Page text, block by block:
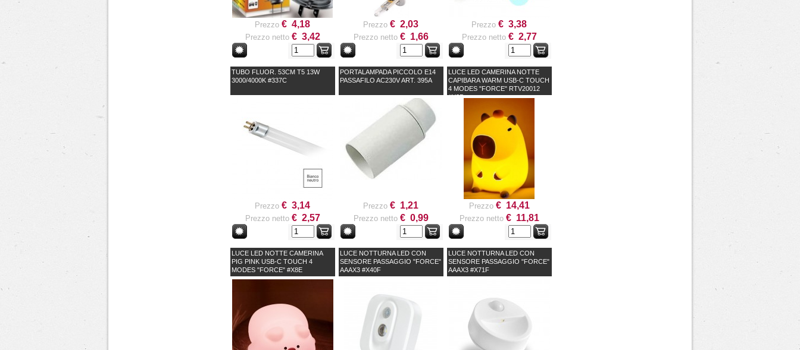
Prezzo € 4,18
Prezzo netto € 3,42
Prezzo € 2,03
Prezzo netto € 1,66
Prezzo € 3,38
Prezzo netto € 2,77
TUBO FLUOR. 53CM T5 13W
3000/4000K #337C
Prezzo € 3,14
Prezzo netto € 2,57
PORTALAMPADA PICCOLO E14
PASSAFILO AC230V ART. 395A
Prezzo € 1,21
Prezzo netto € 0,99
LUCE LED CAMERINA NOTTE
CAPIBARA WARM USB-C TOUCH
4 MODES "FORCE" RTV20012
#X2P
Prezzo € 14,41
Prezzo netto € 11,81
LUCE LED NOTTE CAMERINA
PIG PINK USB-C TOUCH 4
MODES "FORCE" #X8E
LUCE NOTTURNA LED CON
SENSORE PASSAGGIO "FORCE"
AAAX3 #X40F
LUCE NOTTURNA LED CON
SENSORE PASSAGGIO "FORCE"
AAAX3 #X71F